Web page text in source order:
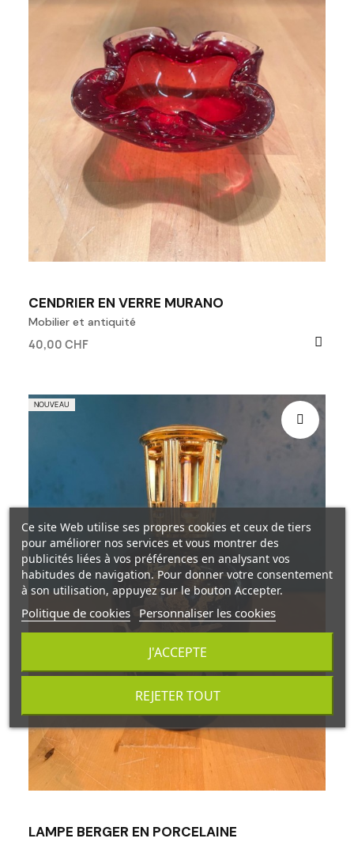
CENDRIER EN VERRE MURANO
Mobilier et antiquité
40,00 CHF
LAMPE BERGER EN PORCELAINE
NOUVEAU
Ce site Web utilise ses propres cookies et ceux de tiers
pour améliorer nos services et vous montrer des
publicités liées à vos préférences en analysant vos
habitudes de navigation. Pour donner votre consentement
à son utilisation, appuyez sur le bouton Accepter.
Politique de cookies Personnaliser les cookies
REJETER TOUT
J'ACCEPTE